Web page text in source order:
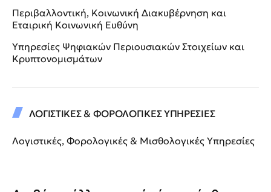
Περιβαλλοντική, Κοινωνική Διακυβέρνηση και
Εταιρική Κοινωνική Ευθύνη
Υπηρεσίες Ψηφιακών Περιουσιακών Στοιχείων και
Κρυπτονομισμάτων
ΛΟΓΙΣΤΙΚΕΣ & ΦΟΡΟΛΟΓΙΚΕΣ ΥΠΗΡΕΣΙΕΣ
Λογιστικές, Φορολογικές & Μισθολογικές Υπηρεσίες